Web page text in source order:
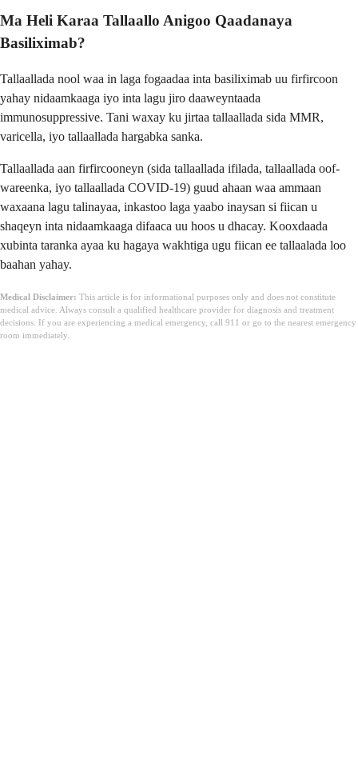
Ma Heli Karaa Tallaallo Anigoo Qaadanaya
Basiliximab?
Tallaallada nool waa in laga fogaadaa inta basiliximab uu firfircoon
yahay nidaamkaaga iyo inta lagu jiro daaweyntaada
immunosuppressive. Tani waxay ku jirtaa tallaallada sida MMR,
varicella, iyo tallaallada hargabka sanka.
Tallaallada aan firfircooneyn (sida tallaallada ifilada, tallaallada oof-
wareenka, iyo tallaallada COVID-19) guud ahaan waa ammaan
waxaana lagu talinayaa, inkastoo laga yaabo inaysan si fiican u
shaqeyn inta nidaamkaaga difaaca uu hoos u dhacay. Kooxdaada
xubinta taranka ayaa ku hagaya wakhtiga ugu fiican ee tallaalada loo
baahan yahay.
Medical Disclaimer: This article is for informational purposes only and does not constitute
medical advice. Always consult a qualified healthcare provider for diagnosis and treatment
decisions. If you are experiencing a medical emergency, call 911 or go to the nearest emergency
room immediately.